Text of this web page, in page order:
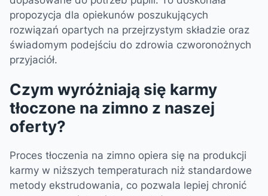
propozycja dla opiekunów poszukujących
rozwiązań opartych na przejrzystym składzie oraz
świadomym podejściu do zdrowia czworonożnych
przyjaciół.
Czym wyróżniają się karmy
tłoczone na zimno z naszej
oferty?
Proces tłoczenia na zimno opiera się na produkcji
karmy w niższych temperaturach niż standardowe
metody ekstrudowania, co pozwala lepiej chronić